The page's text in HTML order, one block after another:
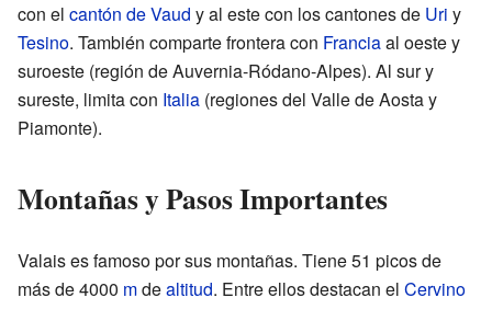
con el cantón de Vaud y al este con los cantones de Uri y
Tesino. También comparte frontera con Franciaal oeste y
suroeste (región de Auvernia-Ródano-Alpes). Al sur y
sureste, limita con Italia (regiones del Valle de Aosta y
Piamonte).
Montañas y Pasos Importantes
Valais es famoso por sus montañas. Tiene 51 picos de
más de 4000 mdealtitud. Entre ellos destacan el Cervino